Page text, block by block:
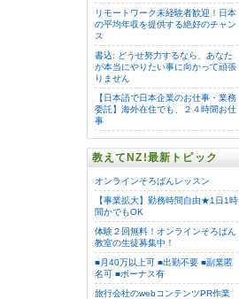
リモートワーク未経験者歓迎！日本
の平均年収を提供する絶好のチャン
ス
書込: どうせ努力するなら、あなた
が本当にやりたい事に向かって頑張
りません
【日本語で日本企業のお仕事・業務
委託】海外在住でも、２４時間お仕
事
教えてNZ!最新トピック
オンラインそろばんレッスン
【事業拡大】勤務時間自由★1日1時
間かでもOK
体験２回無料！オンラインそろばん
教室の生徒募集中！
■月40万以上可 ■出勤不要 ■副業匿
名可 ■ボーナス有
旅行会社のwebコンテンツPR作業